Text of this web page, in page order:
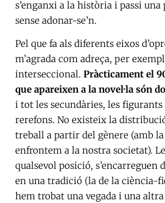
s’enganxi a la història i passi
sense adonar-se’n.
Pel que fa als diferents eixos
m’agrada com adreça, per
interseccional. Pràcticament el
que apareixen a la novel·la són
i tot les secundàries, les figurants
rerefons. No existeix la
treball a partir del gènere (amb
enfrontem a la nostra societat).
qualsevol posició, s’encarreguen
en una tradició (la de la ciència-
hem trobat una vegada i una